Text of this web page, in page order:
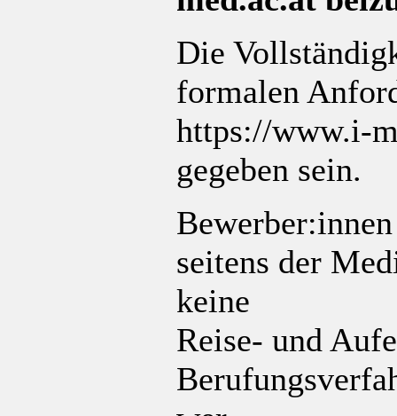
Die
formalen
https://www.i-
gegeben sein.
seitens der
keine
Reise- und